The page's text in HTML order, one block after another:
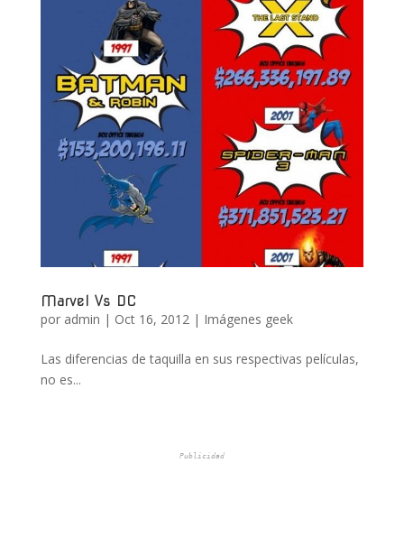
Marvel Vs DC
por admin | Oct 16, 2012| Imágenes geek
Las diferencias de taquilla en sus respectivas películas,
no es...
Publicidad